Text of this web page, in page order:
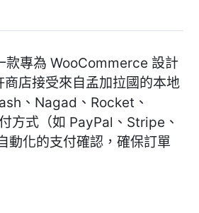
專為 WooCommerce 設計
商店接受來自孟加拉國的本地
、Nagad、Rocket、
方式（如 PayPal、Stripe、
動化的支付確認，確保訂單